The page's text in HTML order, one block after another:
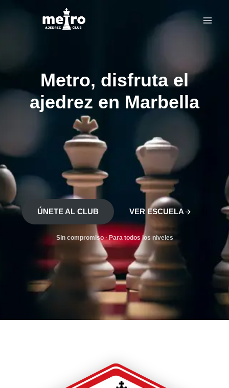
Metro, disfruta el
ajedrez en Marbella
ÚNETE AL CLUB VER ESCUELA
Sin compromiso · Para todos los niveles